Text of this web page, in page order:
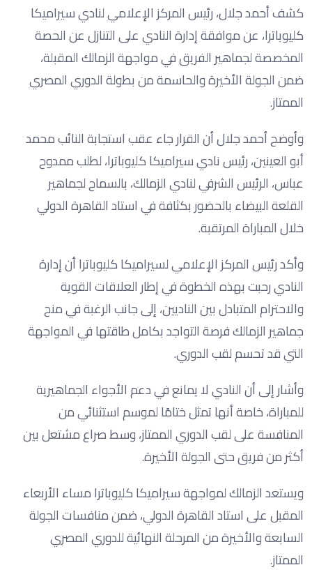
كشف أحمد جلال، رئيس المركز الإعلامي لنادي سيراميكا
كليوباترا، عن موافقة إدارة النادي على التنازل عن الحصة
المخصصة لجماهير الفريق في مواجهة الزمالك المقبلة،
ضمن الجولة الأخيرة والحاسمة من بطولة الدوري المصري
الممتاز.
وأوضح أحمد جلال أن القرار جاء عقب استجابة النائب محمد
أبو العينين، رئيس نادي سيراميكا كليوباترا، لطلب ممدوح
عباس، الرئيس الشرفي لنادي الزمالك، بالسماح لجماهير
القلعة البيضاء بالحضور بكثافة في استاد القاهرة الدولي
خلال المباراة المرتقبة.
وأكد رئيس المركز الإعلامي لسيراميكا كليوباترا أن إدارة
النادي رحبت بهذه الخطوة في إطار العلاقات القوية
والاحترام المتبادل بين الناديين، إلى جانب الرغبة في منح
جماهير الزمالك فرصة التواجد بكامل طاقتها في المواجهة
التي قد تحسم لقب الدوري.
وأشار إلى أن النادي لا يمانع في دعم الأجواء الجماهيرية
للمباراة، خاصة أنها تمثل ختامًا لموسم استثنائي من
المنافسة على لقب الدوري الممتاز، وسط صراع مشتعل بين
أكثر من فريق حتى الجولة الأخيرة.
ويستعد الزمالك لمواجهة سيراميكا كليوباترا مساء الأربعاء
المقبل على استاد القاهرة الدولي، ضمن منافسات الجولة
السابعة والأخيرة من المرحلة النهائية للدوري المصري
الممتاز.